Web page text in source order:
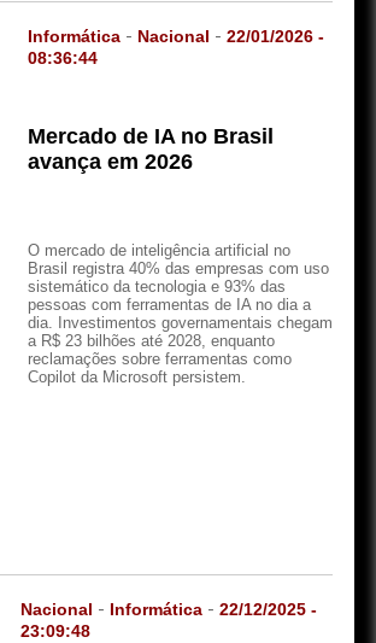
Informática - Nacional -22/01/2026 -
08:36:44
Mercado de IA no Brasil
avança em 2026
O mercado de inteligência artificial no
Brasil registra 40% das empresas com uso
sistemático da tecnologia e 93% das
pessoas com ferramentas de IA no dia a
dia. Investimentos governamentais chegam
a R$ 23 bilhões até 2028, enquanto
reclamações sobre ferramentas como
Copilot da Microsoft persistem.
Nacional - Informática -22/12/2025 -
23:09:48